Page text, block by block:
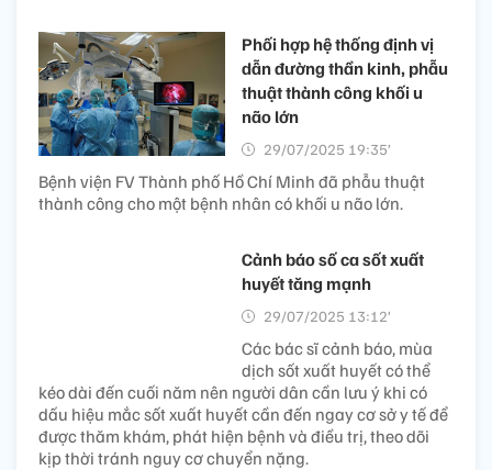
Phối hợp hệ thống định vị
dẫn đường thần kinh, phẫu
thuật thành công khối u
não lớn
29/07/2025 19:35’
Bệnh viện FV Thành phố Hồ Chí Minh đã phẫu thuật
thành công cho một bệnh nhân có khối u não lớn.
Cảnh báo số ca sốt xuất
huyết tăng mạnh
29/07/2025 13:12’
Các bác sĩ cảnh báo, mùa
dịch sốt xuất huyết có thể
kéo dài đến cuối năm nên người dân cần lưu ý khi có
dấu hiệu mắc sốt xuất huyết cần đến ngay cơ sở y tế để
được thăm khám, phát hiện bệnh và điều trị, theo dõi
kịp thời tránh nguy cơ chuyển nặng.